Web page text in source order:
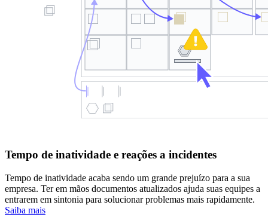
Tempo de inatividade e reações a incidentes
Tempo de inatividade acaba sendo um grande prejuízo para a sua
empresa. Ter em mãos documentos atualizados ajuda suas equipes a
entrarem em sintonia para solucionar problemas mais rapidamente.
Saiba mais